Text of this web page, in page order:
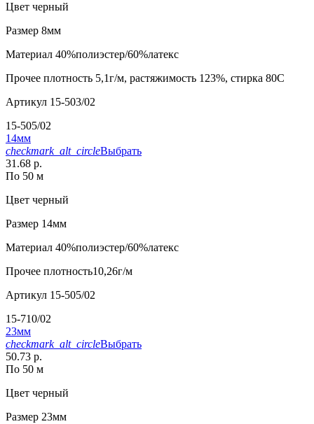
Цвет черный
Размер 8мм
Материал 40%полиэстер/60%латекс
Прочее плотность 5,1г/м, растяжимость 123%, стирка 80С
Артикул 15-503/02
15-505/02
14мм
checkmark_alt_circleВыбрать
31.68 р.
По 50 м
Цвет черный
Размер 14мм
Материал 40%полиэстер/60%латекс
Прочее плотность10,26г/м
Артикул 15-505/02
15-710/02
23мм
checkmark_alt_circleВыбрать
50.73 р.
По 50 м
Цвет черный
Размер 23мм